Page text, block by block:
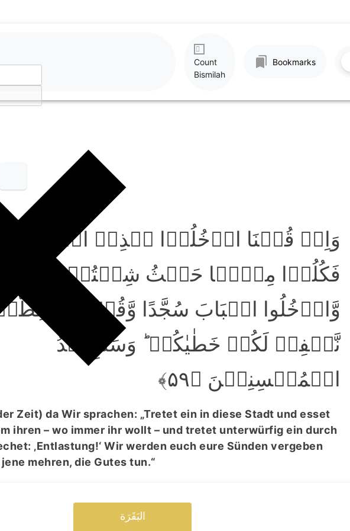
Count
Bismilah
Bookmarks
وَاِذۡ قُلۡنَا ادۡخُلُوۡا ہٰذِہِ الۡقَرۡیَۃَ
فَکُلُوۡا مِنۡہَا حَیۡثُ شِئۡتُمۡ رَغَدًا
وَّادۡخُلُوا الۡبَابَ سُجَّدًا وَّقُوۡلُوۡا
نَّغۡفِرۡ لَکُمۡ خَطٰیٰکُمۡ ؕ وَسَنَزِیۡدُ
الۡمُحۡسِنِیۡنَ ﴿۵۹﴾
Zeit) da Wir sprachen: „Tretet ein in diese Stadt und esset
ihren – wo immer ihr wollt – und tretet unterwürfig ein durch
‚Entlastung!‘ Wir werden euch eure Sünden vergeben
mehren, die Gutes tun.“
البَقَرَة